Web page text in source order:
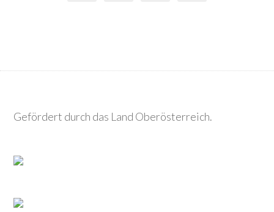
Gefördert durch das Land Oberösterreich.